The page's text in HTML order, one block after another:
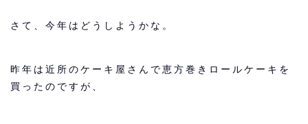
さて、今年はどうしようかな。
昨年は近所のケーキ屋さんで恵方巻きロールケーキを
買ったのですが、